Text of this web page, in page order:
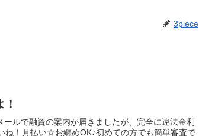
3piece
ルで融資の案内が届きましたが、完全に違法金利
ね！月払い☆お纏めOK♪初めての方でも簡単審査で